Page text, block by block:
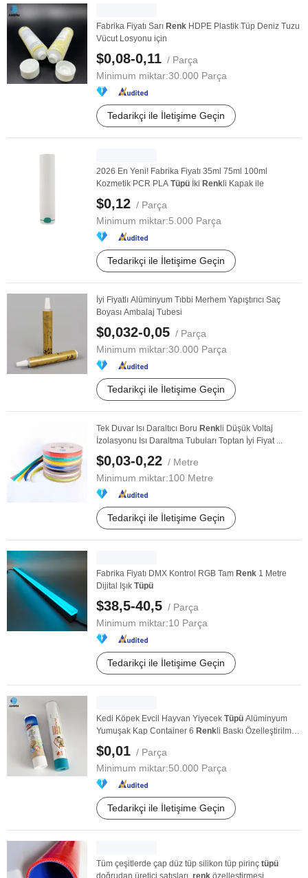
Fabrika Fiyatı Sarı Renk HDPE Plastik Tüp Deniz Tuzu
Vücut Losyonu için
$0,08-0,11 / Parça
Minimum miktar:30.000 Parça
Tedarikçi ile İletişime Geçin
2026 En Yeni! Fabrika Fiyatı 35ml 75ml 100ml
Kozmetik PCR PLA Tüpü İki Renk li Kapak ile
$0,12 / Parça
Minimum miktar:5.000 Parça
Tedarikçi ile İletişime Geçin
İyi Fiyatlı Alüminyum Tıbbi Merhem Yapıştırıcı Saç
Boyası Ambalaj Tubesi
$0,032-0,05 / Parça
Minimum miktar:30.000 Parça
Tedarikçi ile İletişime Geçin
Tek Duvar Isı Daraltıcı Boru Renk li Düşük Voltaj
İzolasyonu Isı Daraltma Tubuları Toptan İyi Fiyat ...
$0,03-0,22 / Metre
Minimum miktar:100 Metre
Tedarikçi ile İletişime Geçin
Fabrika Fiyatı DMX Kontrol RGB Tam Renk 1 Metre
Dijital Işık Tüpü
$38,5-40,5 / Parça
Minimum miktar:10 Parça
Tedarikçi ile İletişime Geçin
Kedi Köpek Evcil Hayvan Yiyecek Tüpü Alüminyum
Yumuşak Kap Container 6 Renk li Baskı Özelleştirilmiş
...
$0,01 / Parça
Minimum miktar:50.000 Parça
Tedarikçi ile İletişime Geçin
Tüm çeşitlerde çap düz tüp silikon tüp pirinç tüpü
doğrudan üretici satışları, renk özelleştirmesi, ...